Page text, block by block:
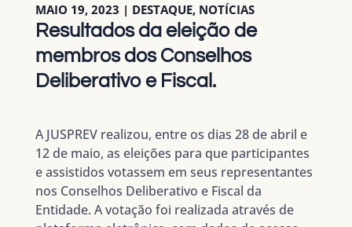
Resultados da eleição de
membros dos Conselhos
Deliberativo e Fiscal.
MAIO 19, 2023 | DESTAQUE, NOTÍCIAS
A JUSPREV realizou, entre os dias 28 de abril e
12 de maio, as eleições para que participantes
e assistidos votassem em seus representantes
nos Conselhos Deliberativo e Fiscal da
Entidade. A votação foi realizada através de